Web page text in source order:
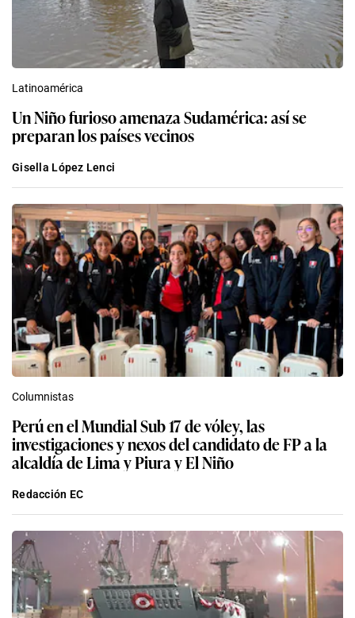
Latinoamérica
Un Niño furioso amenaza Sudamérica: así se
preparan los países vecinos
Gisella López Lenci
Columnistas
Perú en el Mundial Sub 17 de vóley, las
investigaciones y nexos del candidato de FP a la
alcaldía de Lima y Piura y El Niño
Redacción EC